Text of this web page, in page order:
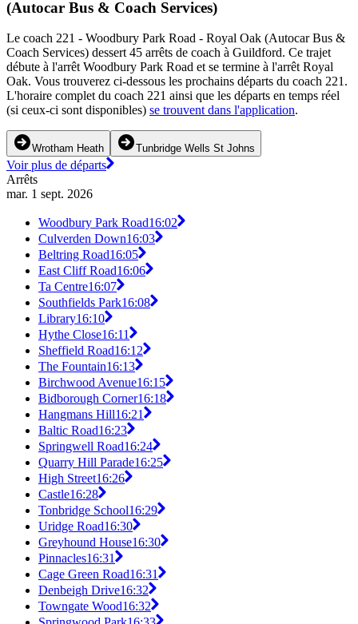
(Autocar Bus & Coach Services)
Le coach 221 - Woodbury Park Road - Royal Oak (Autocar Bus &
Coach Services) dessert 45 arrêts de coach à Guildford. Ce trajet
débute à l'arrêt Woodbury Park Road et se termine à l'arrêt Royal
Oak. Vous trouverez ci-dessous les prochains départs du coach 221.
L'horaire complet du coach 221 ainsi que les départs en temps réel
(si ceux-ci sont disponibles) se trouvent dans l'application.
Wrotham Heath Tunbridge Wells St Johns
Voir plus de départs
Arrêts
mar. 1 sept. 2026
Woodbury Park Road16:02
Culverden Down16:03
Beltring Road16:05
East Cliff Road16:06
Ta Centre16:07
Southfields Park16:08
Library16:10
Hythe Close16:11
Sheffield Road16:12
The Fountain16:13
Birchwood Avenue16:15
Bidborough Corner16:18
Hangmans Hill16:21
Baltic Road16:23
Springwell Road16:24
Quarry Hill Parade16:25
High Street16:26
Castle16:28
Tonbridge School16:29
Uridge Road16:30
Greyhound House16:30
Pinnacles16:31
Cage Green Road16:31
Denbeigh Drive16:32
Towngate Wood16:32